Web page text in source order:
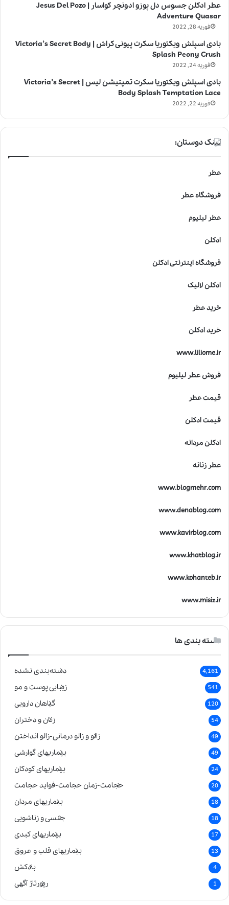
عطر ادکلن جسوس دل پوزو ادونچر کواسار | Jesus Del Pozo
Adventure Quasar
فوریه 28, 2022
بادی اسپلش ویکتوریا سکرت پیونی کراش | Victoria’s Secret Body
Splash Peony Crush
فوریه 24, 2022
بادی اسپلش ویکتوریا سکرت تمپتیشن لیس | Victoria’s Secret
Body Splash Temptation Lace
فوریه 22, 2022
لینک دوستان:
عطر
فروشگاه عطر
عطر لیلیوم
ادکلن
فروشگاه اینترنتی ادکلن
ادکلن لالیک
خرید عطر
خرید ادکلن
www.liliome.ir
فروش عطر لیلیوم
قیمت عطر
قیمت ادکلن
ادکلن مردانه
عطر زنانه
www.blogmehr.com
www.denablog.com
www.kavirblog.com
www.khatblog.ir
www.kohanteb.ir
www.misiz.ir
دسته بندی ها
دسته‌بندی نشده 4,161
زیبایی پوست و مو 541
گیاهان دارویی 120
زنان و دختران 54
زالو و زالو درمانی-زالو انداختن 49
بیماریهای گوارشی 49
بیماریهای کودکان 24
حجامت-زمان حجامت-فواید حجامت 20
بیماریهای مردان 18
جنسی و زناشویی 18
بیماریهای کبدی 17
بیماریهای قلب و عروق 13
بادکش 4
رپورتاژ آگهی 1